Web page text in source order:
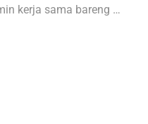
kerja sama bareng …